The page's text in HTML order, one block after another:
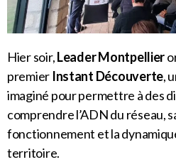
Hier soir,Leader Montpellier
premier Instant Découverte,
imaginé pour permettre à des
comprendre l’ADN du réseau,
fonctionnement et la
territoire.